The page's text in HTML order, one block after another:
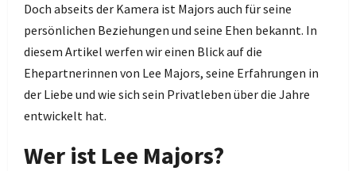
Doch abseits der Kamera ist Majors auch für seine
persönlichen Beziehungen und seine Ehen bekannt. In
diesem Artikel werfen wir einen Blick auf die
Ehepartnerinnen von Lee Majors, seine Erfahrungen in
der Liebe und wie sich sein Privatleben über die Jahre
entwickelt hat.
Wer ist Lee Majors?